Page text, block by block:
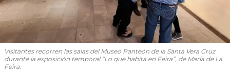
Visitantes recorren las salas del Museo Panteón de la Santa Vera Cruz
durante la exposición temporal “Lo que habita en Feira”, de María de La
Feira.